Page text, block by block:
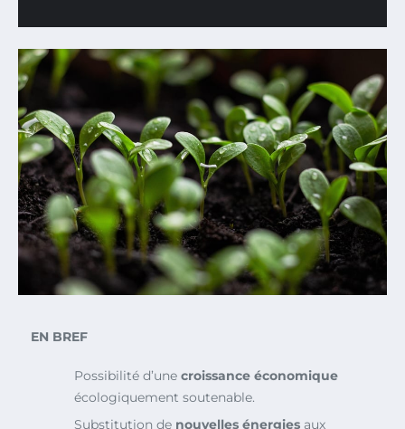
EN BREF
Possibilité d’une croissance économique
écologiquement soutenable.
Substitution de nouvelles énergies aux